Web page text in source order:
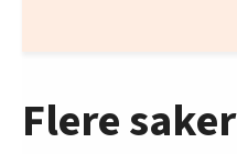
Flere saker